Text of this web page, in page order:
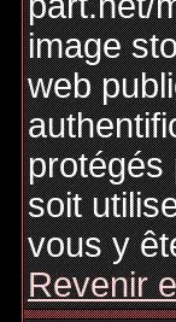
image
web
protégés
soit
vous y
Revenir